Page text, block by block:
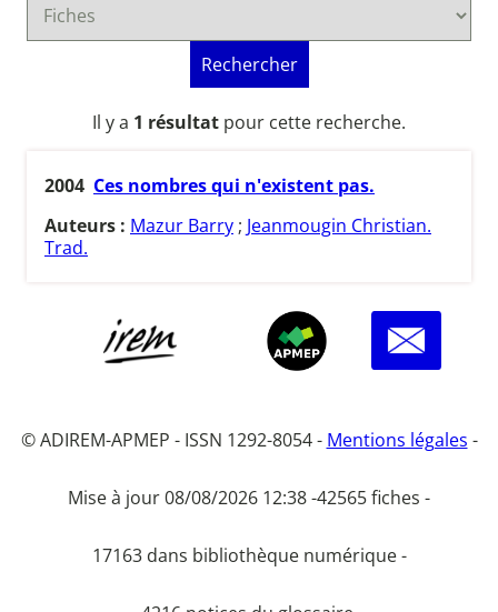
Rechercher
Il y a 1 résultat pour cette recherche.
2004 Ces nombres qui n'existent pas.
Auteurs : Mazur Barry ; Jeanmougin Christian.
Trad.
© ADIREM-APMEP - ISSN 1292-8054 - Mentions légales -
Mise à jour 08/08/2026 12:38 -42565 fiches -
17163 dans bibliothèque numérique -